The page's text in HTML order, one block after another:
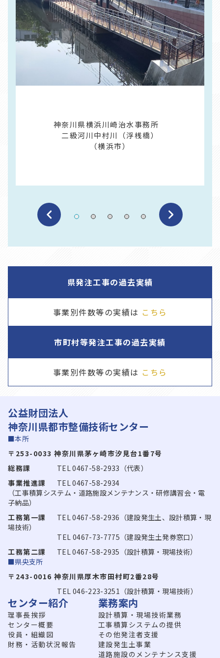
神奈川県横浜川崎治水事務所
二級河川中村川（浮桟橋）
（横浜市）
県発注工事の過去実績
事業別件数等の実績は こちら
市町村等発注工事の過去実績
事業別件数等の実績は こちら
公益財団法人
神奈川県都市整備技術センター
■本所
〒253-0033 神奈川県茅ヶ崎市汐見台1番7号
総務課
TEL 0467-58-2933（代表）
事業推進課
TEL 0467-58-2934
（工事積算システム・道路施設メンテナンス・研修講習会・電
子納品）
工務第一課
TEL 0467-58-2936（建設発生土、設計積算・現
場技術）
TEL 0467-73-7775（建設発生土発券窓口）
工務第二課
TEL 0467-58-2935（設計積算・現場技術）
■県央支所
〒243-0016 神奈川県厚木市田村町2番28号
TEL 046-223-3251（設計積算・現場技術）
センター紹介
理事長挨拶
センター概要
役員・組織図
財務・活動状況報告
業務案内
設計積算・現場技術業務
工事積算システムの提供
その他発注者支援
建設発生土事業
道路施設のメンテナンス支援